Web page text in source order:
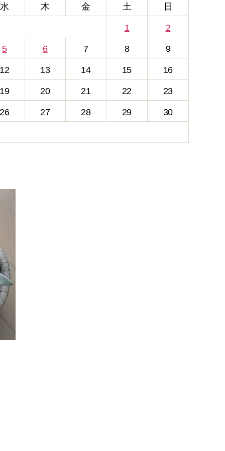
水 木 金 土 日
1 2
5 6 7 8 9
12 13 14 15 16
19 20 21 22 23
26 27 28 29 30